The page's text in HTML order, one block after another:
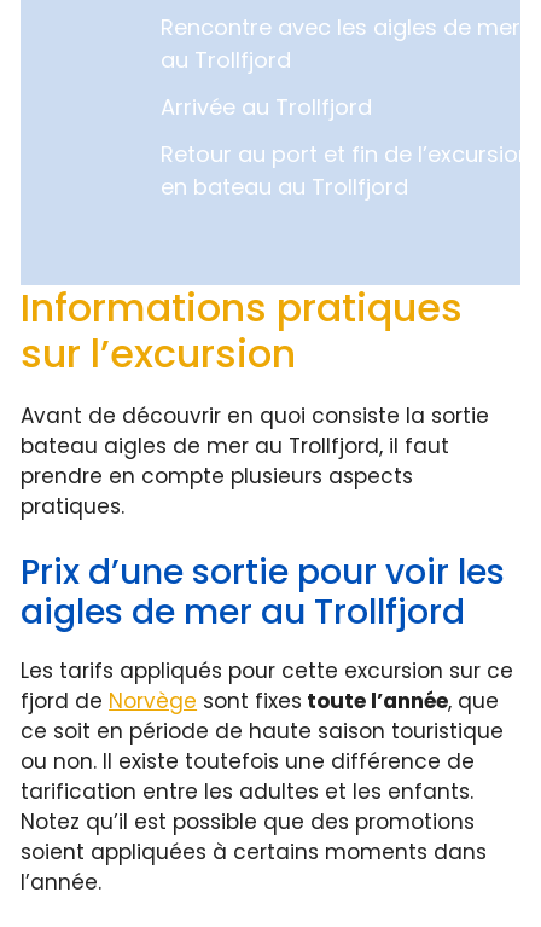
Rencontre avec les aigles de mer
au Trollfjord
Arrivée au Trollfjord
Retour au port et fin de l’excursion
en bateau au Trollfjord
Informations pratiques
sur l’excursion
Avant de découvrir en quoi consiste la sortie
bateau aigles de mer au Trollfjord, il faut
prendre en compte plusieurs aspects
pratiques.
Prix d’une sortie pour voir les
aigles de mer au Trollfjord
Les tarifs appliqués pour cette excursion sur ce
fjord de Norvège sont fixes toute l’année, que
ce soit en période de haute saison touristique
ou non. Il existe toutefois une différence de
tarification entre les adultes et les enfants.
Notez qu’il est possible que des promotions
soient appliquées à certains moments dans
l’année.